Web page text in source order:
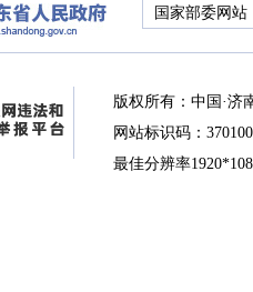
国家部委网站
版权所有：中国·济
网站标识码：
最佳分辨率